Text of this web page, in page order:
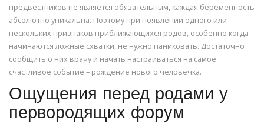
предвестников не является обязательным, каждая беременность
абсолютно уникальна. Поэтому при появлении одного или
нескольких признаков приближающихся родов, особенно когда
начинаются ложные схватки, не нужно паниковать. Достаточно
сообщить о них врачу и начать настраиваться на самое
счастливое событие – рождение нового человечка.
Ощущения перед родами у
первородящих форум